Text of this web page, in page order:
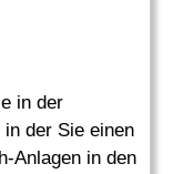
in der
der Sie einen
Anlagen in den